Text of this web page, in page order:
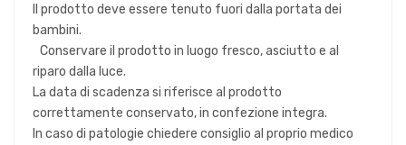
Il prodotto deve essere tenuto fuori dalla portata dei
bambini.
Conservare il prodotto in luogo fresco, asciutto e al
riparo dalla luce.
La data di scadenza si riferisce al prodotto
correttamente conservato, in confezione integra.
In caso di patologie chiedere consiglio al proprio medico